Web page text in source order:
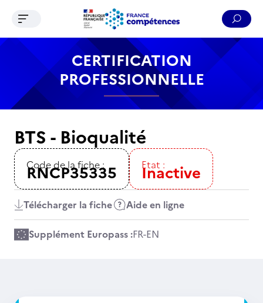
Contenu Recherche Menu Pied de page
Ouvrir le menu de navigation
CERTIFICATION
PROFESSIONNELLE
BTS - Bioqualité
Code de la fiche :
RNCP35335 Etat :
Inactive
Télécharger la fiche Aide en ligne
Supplément Europass :FR-EN